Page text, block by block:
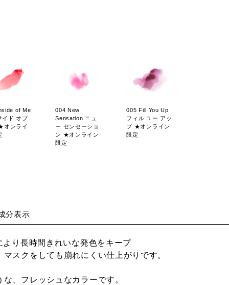
of Me
イド オブ
オンライ
004 New
Sensation ニュ
ー センセーショ
ン ★オンライン
限定
005 Fill You Up
フィル ユー アッ
プ ★オンライン
限定
分表示
り長時間きれいな発色をキープ
スクをしても崩れにくい仕上がりです。
、フレッシュなカラーです。